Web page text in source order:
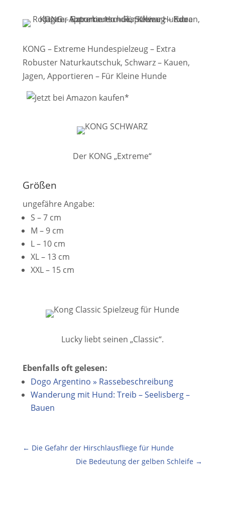
KONG – Extreme Hundespielzeug – Extra
Robuster Naturkautschuk, Schwarz – Kauen,
Jagen, Apportieren – Für Kleine Hunde
Der KONG „Extreme“
Größen
ungefähre Angabe:
S – 7 cm
M – 9 cm
L – 10 cm
XL – 13 cm
XXL – 15 cm
Lucky liebt seinen „Classic“.
Ebenfalls oft gelesen:
Dogo Argentino » Rassebeschreibung
Wanderung mit Hund: Treib – Seelisberg –
Bauen
← Die Gefahr der Hirschlausfliege für Hunde
Die Bedeutung der gelben Schleife →